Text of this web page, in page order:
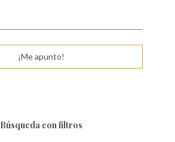
¡Me apunto!
Búsqueda con filtros